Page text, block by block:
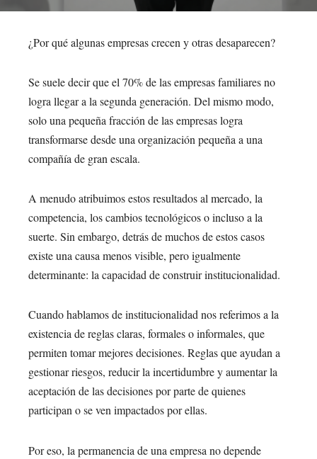
¿Por qué algunas empresas crecen y otras desaparecen?
Se suele decir que el 70% de las empresas familiares no
logra llegar a la segunda generación. Del mismo modo,
solo una pequeña fracción de las empresas logra
transformarse desde una organización pequeña a una
compañía de gran escala.
A menudo atribuimos estos resultados al mercado, la
competencia, los cambios tecnológicos o incluso a la
suerte. Sin embargo, detrás de muchos de estos casos
existe una causa menos visible, pero igualmente
determinante: la capacidad de construir institucionalidad.
Cuando hablamos de institucionalidad nos referimos a la
existencia de reglas claras, formales o informales, que
permiten tomar mejores decisiones. Reglas que ayudan a
gestionar riesgos, reducir la incertidumbre y aumentar la
aceptación de las decisiones por parte de quienes
participan o se ven impactados por ellas.
Por eso, la permanencia de una empresa no depende